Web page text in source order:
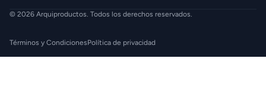
© 2026 Arquiproductos. Todos los derechos reservados.
Términos y CondicionesPolítica de privacidad